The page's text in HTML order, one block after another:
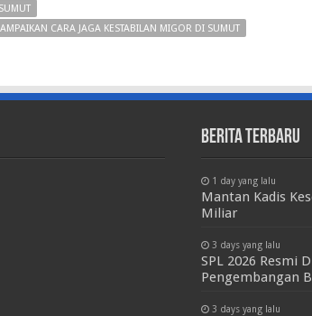
CARA JAGA KESTABILAN MIGOR DI SUMUT
Berita Terbaru
1 day yang lalu
Mantan Kadis
Miliar
3 days yang lalu
SPL 2026 Resmi
Pengembangan
3 days yang lalu